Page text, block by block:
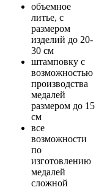
объемное
литье, с
размером
изделий до 20-
30 см
штамповку с
возможностью
производства
медалей
размером до 15
см
все
возможности
по
изготовлению
медалей
сложной